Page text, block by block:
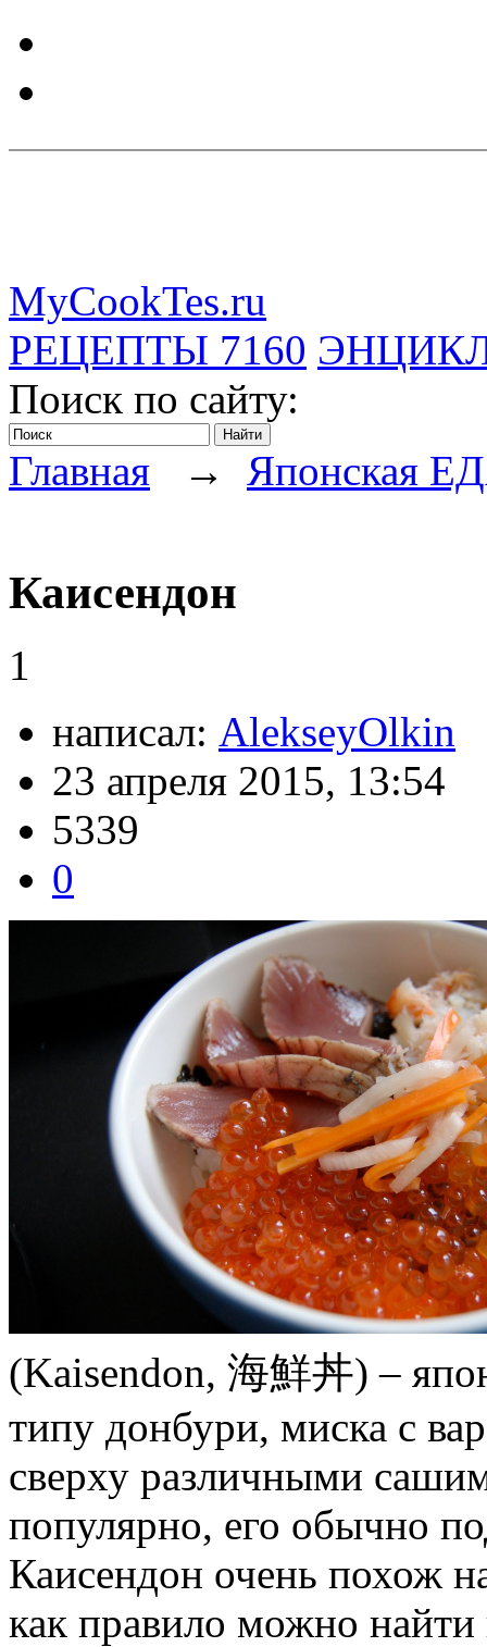
MyCookTes.ru
РЕЦЕПТЫ 7160
Поиск по сайту:
Главная → Японская
Каисендон
1
написал: AlekseyOlkin
23 апреля 2015, 13:54
5339
0
(Kaisendon, 海鮮丼) –
типу донбури, миска с
сверху различными
популярно, его обычно
Каисендон очень похож
как правило можно